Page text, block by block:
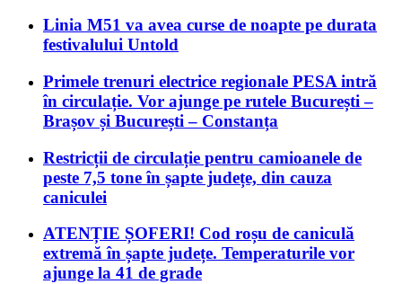
Linia M51 va avea curse de noapte pe durata
festivalului Untold
Primele trenuri electrice regionale PESA intră
în circulație. Vor ajunge pe rutele București –
Brașov și București – Constanța
Restricții de circulație pentru camioanele de
peste 7,5 tone în șapte județe, din cauza
caniculei
ATENȚIE ȘOFERI! Cod roșu de caniculă
extremă în șapte județe. Temperaturile vor
ajunge la 41 de grade